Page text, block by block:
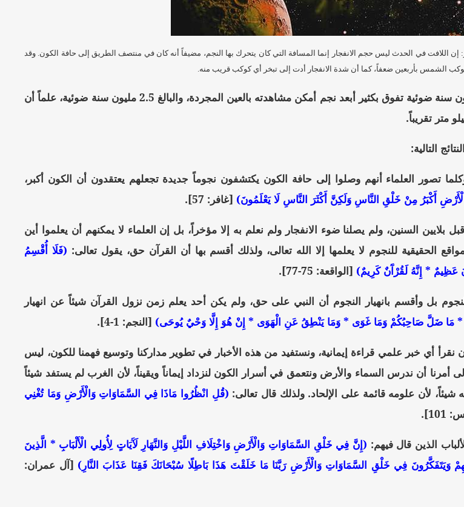
إن اللافت في الحدث ليس حجم الانفجار إنما المسافة التي كان يتحرك بها النجم، مضيفاً أنه كان في منتصف الطريق إلى حافة الكون. وقد
الشمس بأربعين ضعفاً، كما أن شدة الانفجار أدت إلى تبخر أي كوكب قريب منه.
وتجدر الإشارة إلى أن مسافة 7.5 بليون سنة ضوئية تفوق بكثير أبعد نجم أمكن مشاهدته بالعين المجردة، والبالغ 2.5 مليون سنة ضوئية، علماً أن
التالية:
تصور العلماء أنهم وصلوا إلى حافة الكون يكتشفون نجوماً جديدة تجعلهم يعتقدون أن الكون أكبر،
أَكْبَرُ مِنْ خَلْقِ النَّاسِ وَلَكِنَّ أَكْثَرَ النَّاسِ لَا يَعْلَمُونَ) [غافر: 57].
بلايين السنين، ولم يصلنا ضوء الانفجار ولم نعلم به إلا مؤخراً، بل إن العلماء لا يمكنهم أن يعلموا أين
الحقيقية للنجوم لا يعلمها إلا الله تعالى، ولذلك أقسم بها أن القرآن حق، يقول تعالى: (فَلَا أُقْسِمُ
عَظِيمٌ * إِنَّهُ لَقُرْآَنٌ كَرِيمٌ) [الواقعة: 75-77].
بل وأقسم بانهيار النجوم أن النبي على حق، ولم يكن أحد يعلم زمن نزول القرآن شيئاً عن انهيار
* مَا ضَلَّ صَاحِبُكُمْ وَمَا غَوَى * وَمَا يَنْطِقُ عَنِ الْهَوَى * إِنْ هُوَ إِلَّا وَحْيٌ يُوحَى) [النجم: 1-4].
نقرأ أي خبر علمي قراءة إيمانية، ونستفيد من هذه الأخبار في تطوير مداركنا وتوسيع فهمنا للكون، ليس
أمرنا أن ندرس السماء والأرض ونتعمق في أسرار الكون لنزداد إيماناً ويقيناً، لأن الغرب لم يستفد شيئاً
لأن علومه قائمة على الإلحاد. ولذلك قال تعالى: (قُلِ انْظُرُوا مَاذَا فِي السَّمَاوَاتِ وَالْأَرْضِ وَمَا تُغْنِي
الذين قال فيهم: (إِنَّ فِي خَلْقِ السَّمَاوَاتِ وَالْأَرْضِ وَاخْتِلَافِ اللَّيْلِ وَالنَّهَارِ لَآَيَاتٍ لِأُولِي الْأَلْبَابِ * الَّذِينَ
وَيَتَفَكَّرُونَ فِي خَلْقِ السَّمَاوَاتِ وَالْأَرْضِ رَبَّنَا مَا خَلَقْتَ هَذَا بَاطِلًا سُبْحَانَكَ فَقِنَا عَذَابَ النَّارِ) [آل عمران: